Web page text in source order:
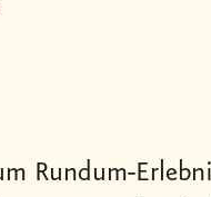
Rundum-